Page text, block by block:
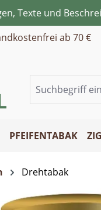
Texte und
ab 70 €
PFEIFENTABAK
Drehtabak